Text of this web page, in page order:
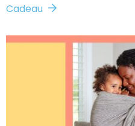
Cadeau